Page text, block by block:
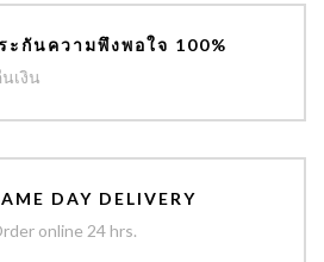
ะกันความพึงพอใจ 100%
เงิน
DAY DELIVERY
online 24 hrs.